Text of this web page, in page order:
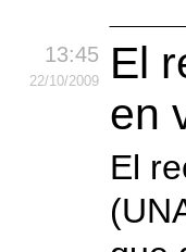
13:45
22/10/2009
El
en
El